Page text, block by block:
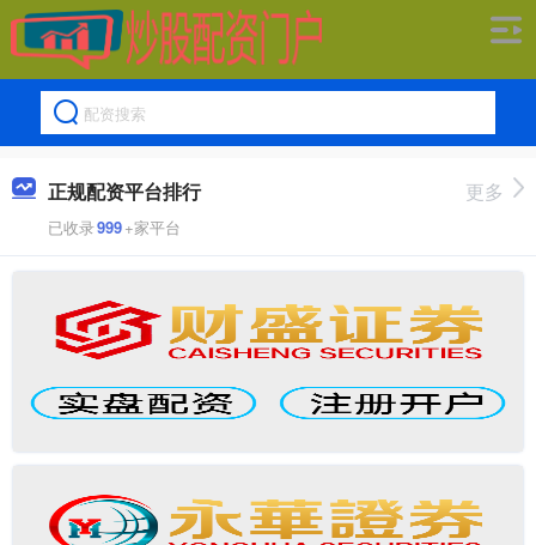
正规配资平台排行
已收录999+家平台
更多